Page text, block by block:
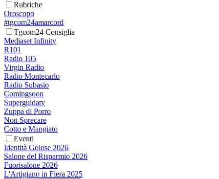
Rubriche
Oroscopo
#tgcom24amarcord
Tgcom24 Consiglia
Mediaset Infinity
R101
Radio 105
Virgin Radio
Radio Montecarlo
Radio Subasio
Comingsoon
Superguidatv
Zuppa di Porro
Non Sprecare
Cotto e Mangiato
Eventi
Identità Golose 2026
Salone del Risparmio 2026
Fuorisalone 2026
L'Artigiano in Fiera 2025